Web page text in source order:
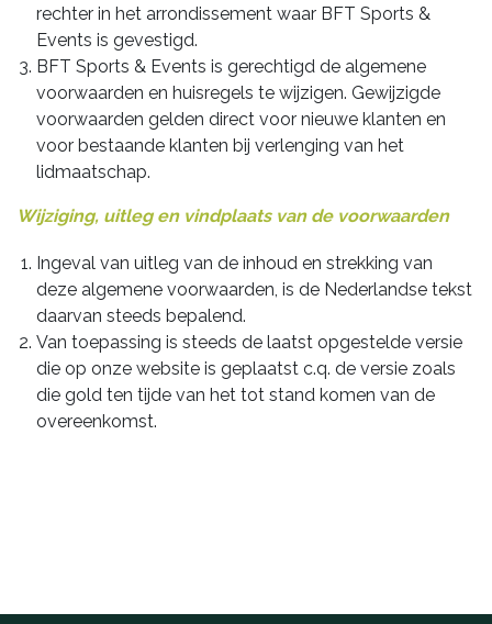
rechter in het arrondissement waar BFT Sports &
Events is gevestigd.
BFT Sports & Events is gerechtigd de algemene
voorwaarden en huisregels te wijzigen. Gewijzigde
voorwaarden gelden direct voor nieuwe klanten en
voor bestaande klanten bij verlenging van het
lidmaatschap.
Wijziging, uitleg en vindplaats van de voorwaarden
Ingeval van uitleg van de inhoud en strekking van
deze algemene voorwaarden, is de Nederlandse tekst
daarvan steeds bepalend.
Van toepassing is steeds de laatst opgestelde versie
die op onze website is geplaatst c.q. de versie zoals
die gold ten tijde van het tot stand komen van de
overeenkomst.